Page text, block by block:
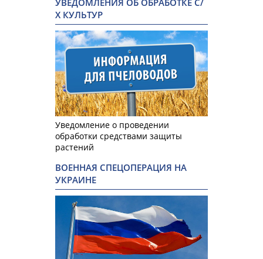
Х КУЛЬТУР
Уведомление о проведении
обработки средствами защиты
растений
ВОЕННАЯ СПЕЦОПЕРАЦИЯ НА
УКРАИНЕ